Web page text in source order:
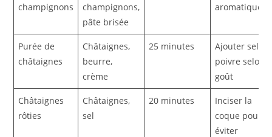
champignons
champignons,
pâte brisée
aromatiques
Purée de
châtaignes
Châtaignes,
beurre,
crème
25 minutes
Ajouter sel et
poivre selon
goût
Châtaignes
rôties
Châtaignes,
sel
20 minutes
Inciser la
coque pour
éviter